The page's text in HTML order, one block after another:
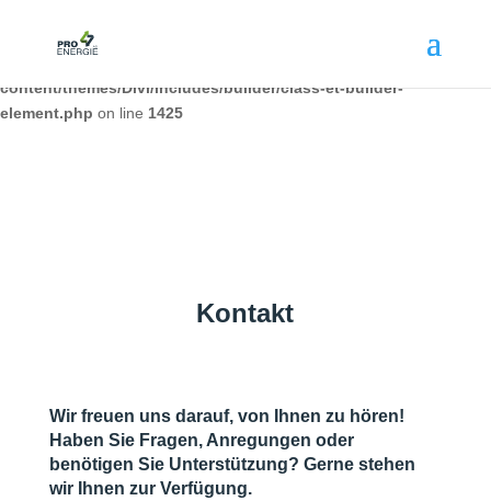
Deprecated: Creation of dynamic property DiviCarousel::$icon_path is
content/themes/Divi/includes/builder/class-et-builder-
element.php on line 1425
Kontakt
Wir freuen uns darauf, von Ihnen zu hören!
Haben Sie Fragen, Anregungen oder
benötigen Sie Unterstützung? Gerne stehen
wir Ihnen zur Verfügung.